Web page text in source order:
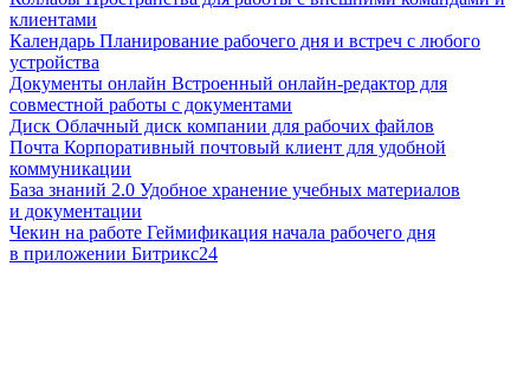
клиентами
Календарь Планирование рабочего дня и встреч с любого
устройства
Документы онлайн Встроенный онлайн-редактор для
совместной работы с документами
Диск Облачный диск компании для рабочих файлов
Почта Корпоративный почтовый клиент для удобной
коммуникации
База знаний 2.0 Удобное хранение учебных материалов
и документации
Чекин на работе Геймификация начала рабочего дня
в приложении Битрикс24